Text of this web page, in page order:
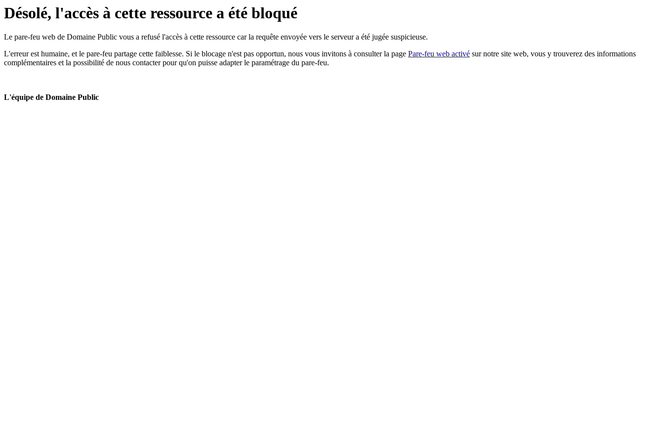
Désolé, l'accès à cette ressource a été bloqué
Le pare-feu web de Domaine Public vous a refusé l'accès à cette ressource car la requête envoyée vers le serveur a été jugée suspicieuse.
L'erreur est humaine, et le pare-feu partage cette faiblesse. Si le blocage n'est pas opportun, nous vous invitons à consulter la page Pare-feu web activé sur notre site web, vous y trouverez des informations
complémentaires et la possibilité de nous contacter pour qu'on puisse adapter le paramétrage du pare-feu.
L'équipe de Domaine Public